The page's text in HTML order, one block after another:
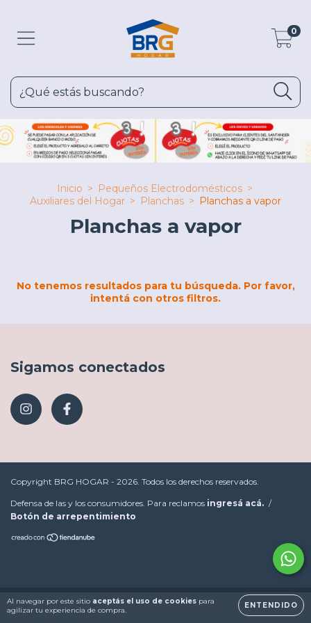
0
Al navegar por este sitio aceptás el uso de cookies para
agilizar tu experiencia de compra.
ENTENDIDO
Inicio > Pequeños Electrodomésticos >
Auxiliares del Hogar > Planchas > Planchas a vapor
Planchas a vapor
No tenemos resultados para tu búsqueda. Por favor,
intentá con otros filtros.
Sigamos conectados
Copyright BRG HOGAR - 2026. Todos los derechos reservados.
Defensa de las y los consumidores. Para reclamos ingresá acá. /
Botón de arrepentimiento